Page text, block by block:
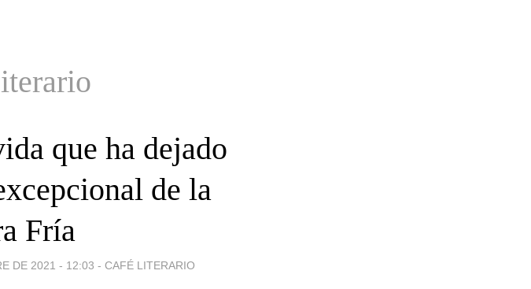
que ha dejado
de la
Fría
DE 2021 - 12:03 - CAFÉ LITERARIO